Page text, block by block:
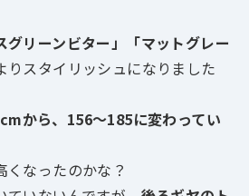
グリーンビター」「マットグレー
りスタイリッシュになりました
から、156～185に変わってい
くなったのかな？